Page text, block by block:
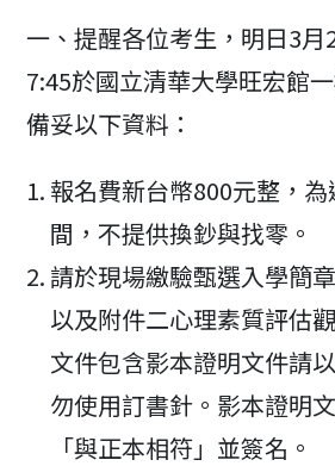
一、提醒各位考生，明日3
7:45於國立清華大學旺宏館
備妥以下資料：
報名費新台幣800元整，
間，不提供換鈔與找零。
請於現場繳驗甄選入學簡
以及附件二心理素質評估
文件包含影本證明文件請
勿使用訂書針。影本證明
「與正本相符」並簽名。